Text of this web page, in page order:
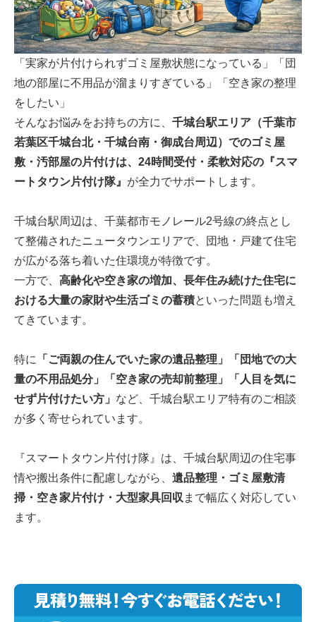
「実家が片付けられずゴミ屋敷状態になっている」「団
地の部屋に不用品が溜まりすぎている」「空き家の整理
をしたい」
そんなお悩みをお持ちの方に、 千城台駅エリア（千葉市
若葉区千城台北・千城台南・御成台周辺）でのゴミ屋
敷・汚部屋の片付けは、24時間受付・柔軟対応の『スマ
ートタウン片付け隊』 が全力でサポートします。
千城台駅周辺は、千葉都市モノレール2号線の終点とし
て整備されたニュータウンエリアで、団地・戸建て住宅
が広がる落ち着いた住環境が特徴です。
一方で、 高齢化や空き家の増加、長年住み続けた住宅に
おける大量の家財や生活ゴミの蓄積といった問題も増え
てきています。
特に
「ご両親の住んでいた家の遺品整理」「団地での大
量の不用品処分」「空き家の売却前整理」「人目を気に
せず片付けたい方」 など、千城台駅エリア特有のご相談
が多く寄せられています。
『スマートタウン片付け隊』は、千城台駅周辺の住宅事
情や搬出条件に配慮しながら、 遺品整理・ゴミ屋敷清
掃・空き家片付け・大型家具回収 まで幅広く対応してい
ます。